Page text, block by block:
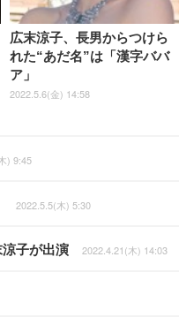
広末涼子、長男からつけら
れた“あだ名”は「漢字ババ
ア」
2022.5.6(金) 14:58
) 9:45
2022.5.5(木) 5:30
子が出演 2022.4.21(木) 14:03